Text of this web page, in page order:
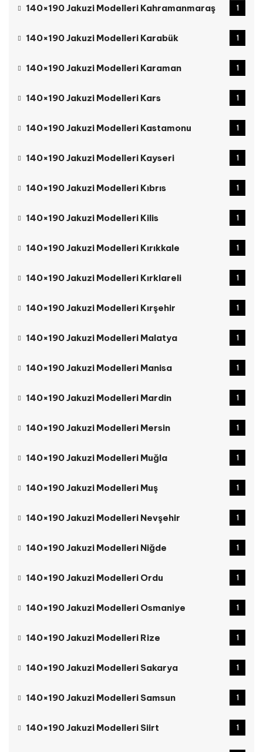
140×190 Jakuzi Modelleri Kahramanmaraş 1
140×190 Jakuzi Modelleri Karabük 1
140×190 Jakuzi Modelleri Karaman 1
140×190 Jakuzi Modelleri Kars 1
140×190 Jakuzi Modelleri Kastamonu 1
140×190 Jakuzi Modelleri Kayseri 1
140×190 Jakuzi Modelleri Kıbrıs 1
140×190 Jakuzi Modelleri Kilis 1
140×190 Jakuzi Modelleri Kırıkkale 1
140×190 Jakuzi Modelleri Kırklareli 1
140×190 Jakuzi Modelleri Kırşehir 1
140×190 Jakuzi Modelleri Malatya 1
140×190 Jakuzi Modelleri Manisa 1
140×190 Jakuzi Modelleri Mardin 1
140×190 Jakuzi Modelleri Mersin 1
140×190 Jakuzi Modelleri Muğla 1
140×190 Jakuzi Modelleri Muş 1
140×190 Jakuzi Modelleri Nevşehir 1
140×190 Jakuzi Modelleri Niğde 1
140×190 Jakuzi Modelleri Ordu 1
140×190 Jakuzi Modelleri Osmaniye 1
140×190 Jakuzi Modelleri Rize 1
140×190 Jakuzi Modelleri Sakarya 1
140×190 Jakuzi Modelleri Samsun 1
140×190 Jakuzi Modelleri Siirt 1